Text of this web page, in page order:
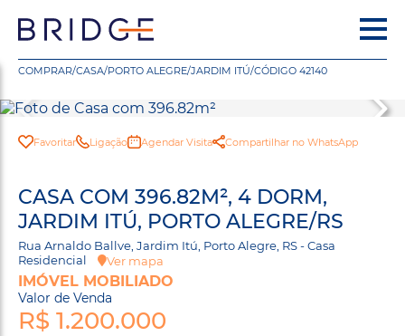
COMPRAR/CASA/PORTO ALEGRE/JARDIM ITÚ/CÓDIGO 42140
Favoritar Ligação Agendar Visita Compartilhar no WhatsApp
CASA COM 396.82M², 4 DORM,
JARDIM ITÚ, PORTO ALEGRE/RS
Rua Arnaldo Ballve, Jardim Itú, Porto Alegre, RS - Casa
Residencial
Ver mapa
IMÓVEL MOBILIADO
Valor de Venda
R$ 1.200.000